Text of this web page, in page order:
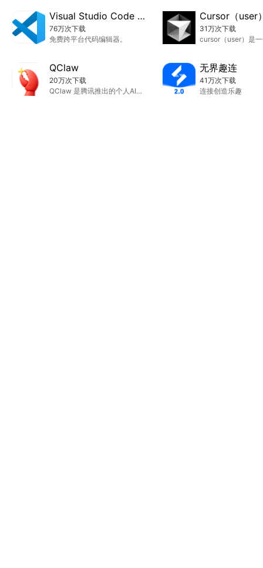
Visual Studio Code System
76万次下载
免费跨平台代码编辑器。
Cursor（user
31万次下载
QClaw
20万次下载
QClaw 是腾讯推出的个人AI助手，可微信远程整理文件
无界趣连
41万次下载
连接创造乐趣